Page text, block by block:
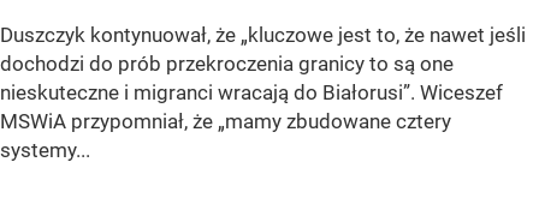
Duszczyk kontynuował, że „kluczowe jest to, że nawet jeśli
dochodzi do prób przekroczenia granicy to są one
nieskuteczne i migranci wracają do Białorusi”. Wiceszef
MSWiA przypomniał, że „mamy zbudowane cztery
systemy...